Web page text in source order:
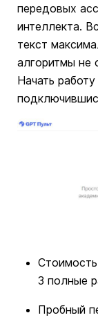
передовых
интеллекта.
текст
алгоритмы не
Начать
3 полные
Пробный